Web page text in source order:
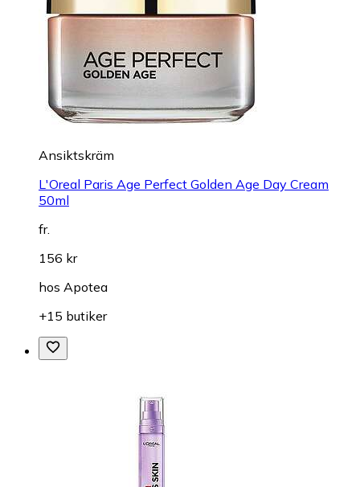
Ansiktskräm
L'Oreal Paris Age Perfect Golden Age Day Cream
50ml
fr.
156 kr
hos Apotea
+15 butiker